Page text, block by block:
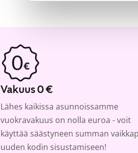
Vakuus 0 €
Lähes kaikissa asunnoissamme
vuokravakuus on nolla euroa - voit
käyttää säästyneen summan
uuden kodin sisustamiseen!